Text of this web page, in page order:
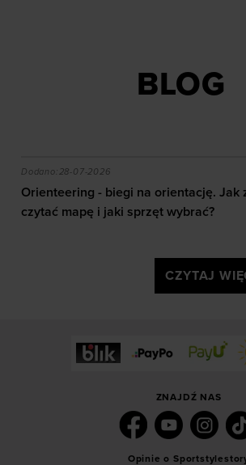
BLOG
efekty daje trening?
Orienteering - biegi na orientację.
Dodano:28-07-2026
Orienteering - biegi na orientację. Jak
czytać mapę i jaki sprzęt wybrać?
CZYTAJ
ZNAJDŹ NAS
Opinie o